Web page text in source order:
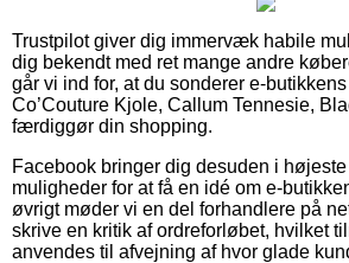
Trustpilot giver dig immervæk habile
dig bekendt med ret mange andre
går vi ind for, at du sonderer e-
Co’Couture Kjole, Callum Tennesie,
færdiggør din shopping.
Facebook bringer dig desuden i
muligheder for at få en idé om e-
øvrigt møder vi en del forhandlere på
skrive en kritik af ordreforløbet, hvilket
anvendes til afvejning af hvor glade